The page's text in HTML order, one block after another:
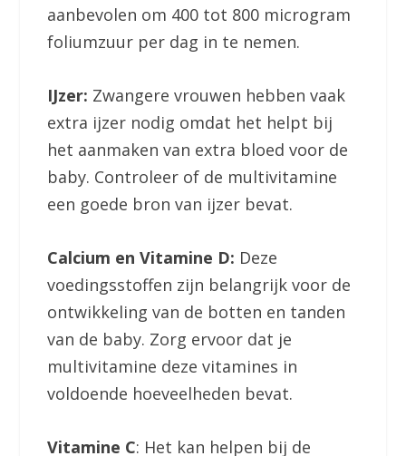
aanbevolen om 400 tot 800 microgram
foliumzuur per dag in te nemen.
IJzer: Zwangere vrouwen hebben vaak
extra ijzer nodig omdat het helpt bij
het aanmaken van extra bloed voor de
baby. Controleer of de multivitamine
een goede bron van ijzer bevat.
Calcium en Vitamine D: Deze
voedingsstoffen zijn belangrijk voor de
ontwikkeling van de botten en tanden
van de baby. Zorg ervoor dat je
multivitamine deze vitamines in
voldoende hoeveelheden bevat.
Vitamine C: Het kan helpen bij de